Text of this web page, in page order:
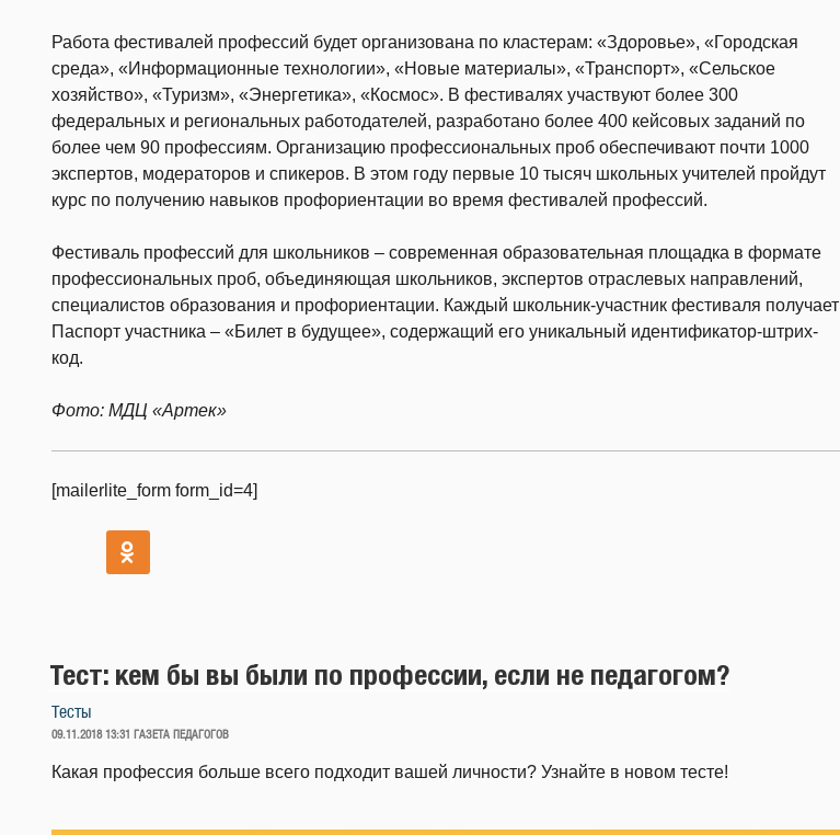
Работа фестивалей профессий будет организована по кластерам: «Здоровье», «Городская
среда», «Информационные технологии», «Новые материалы», «Транспорт», «Сельское
хозяйство», «Туризм», «Энергетика», «Космос». В фестивалях участвуют более 300
федеральных и региональных работодателей, разработано более 400 кейсовых заданий по
более чем 90 профессиям. Организацию профессиональных проб обеспечивают почти 1000
экспертов, модераторов и спикеров. В этом году первые 10 тысяч школьных учителей пройдут
курс по получению навыков профориентации во время фестивалей профессий.
Фестиваль профессий для школьников – современная образовательная площадка в формате
профессиональных проб, объединяющая школьников, экспертов отраслевых направлений,
специалистов образования и профориентации. Каждый школьник-участник фестиваля получает
Паспорт участника – «Билет в будущее», содержащий его уникальный идентификатор-штрих-
код.
Фото: МДЦ «Артек»
[mailerlite_form form_id=4]
Тест: кем бы вы были по профессии, если не педагогом?
Тесты
ОПУБЛИКОВАНО
09.11.2018 13:31 ГАЗЕТА ПЕДАГОГОВ
Какая профессия больше всего подходит вашей личности? Узнайте в новом тесте!